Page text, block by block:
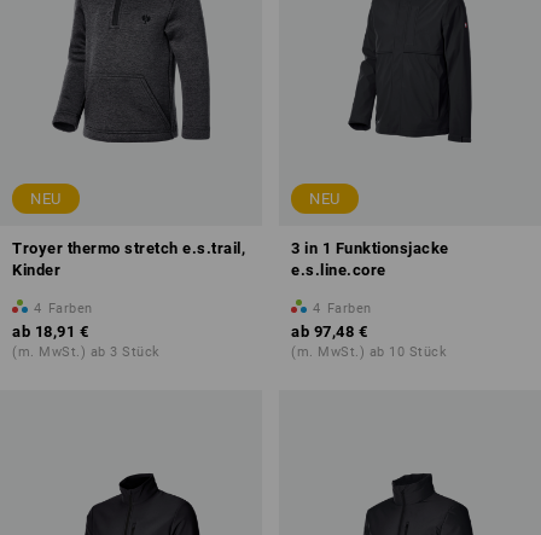
NEU
Troyer thermo stretch e.s.trail,
Kinder
4 Farben
ab 18,91 €
(m. MwSt.) ab 3 Stück
NEU
3 in 1 Funktionsjacke
e.s.line.core
4 Farben
ab 97,48 €
(m. MwSt.) ab 10 Stück